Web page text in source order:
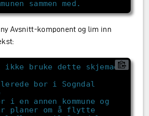
Avsnitt-komponent og lim inn
ikke bruke dette skjemaet
bor i Sogndal
i en annen kommune og